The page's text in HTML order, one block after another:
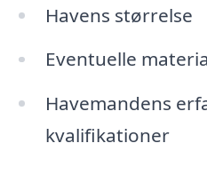
Havens størrelse
Eventuelle
Havemandens
kvalifikationer